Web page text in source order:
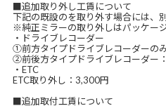
■追加取り外し工賃について
下記の既設のを取り外す場合には、
※純正ミラーの取り外しはパッケージ
・ドライブレコーダー
①前方タイプドライブレコーダーの
②前後方タイプドライブレコーダー
・ETC
ETC取り外し：3,300円
■追加取付工賃について